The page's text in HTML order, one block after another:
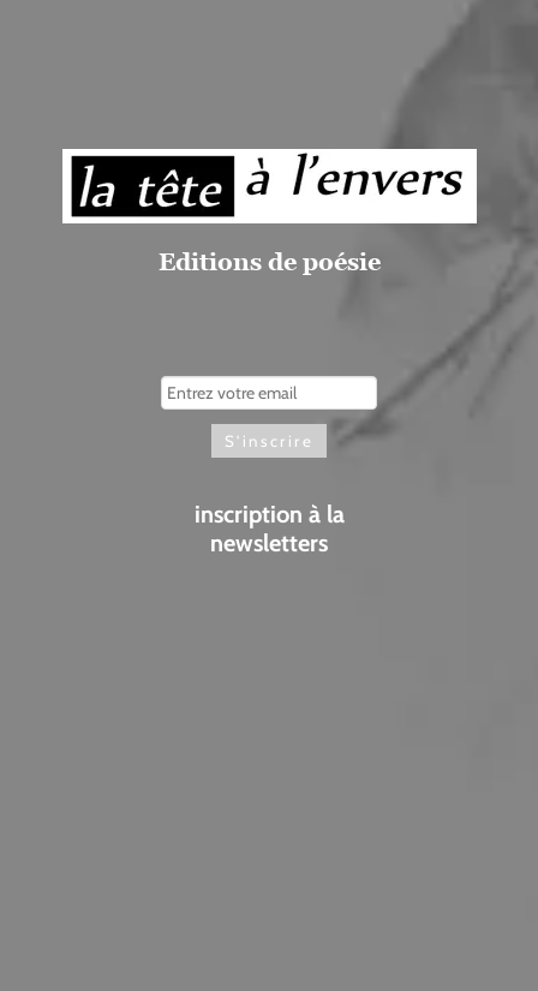
Editions de poésie
inscription à la
newsletters